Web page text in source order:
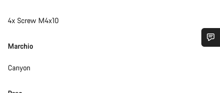
4x Screw M4x10
Marchio
Canyon